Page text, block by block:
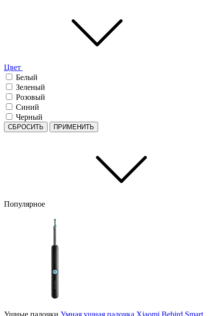
Цвет
Белый
Зеленый
Розовый
Синий
Черный
СБРОСИТЬ ПРИМЕНИТЬ
Популярное
Ушные палочки Умная ушная палочка Xiaomi Bebird Smart